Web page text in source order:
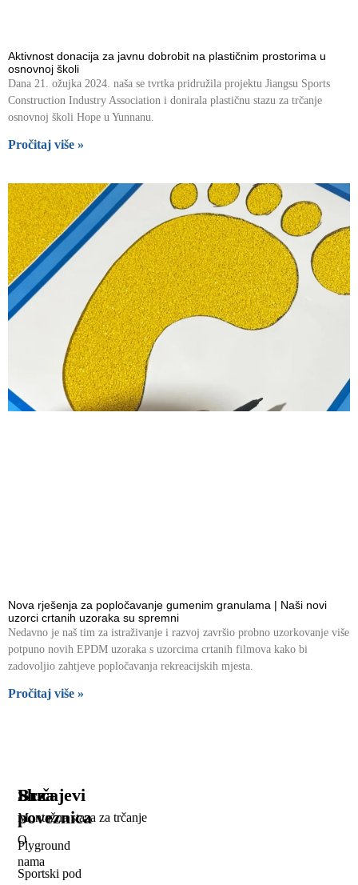
Aktivnost donacija za javnu dobrobit na plastičnim prostorima u
osnovnoj školi
Dana 21. ožujka 2024. naša se tvrtka pridružila projektu Jiangsu Sports
Construction Industry Association i donirala plastičnu stazu za trčanje
osnovnoj školi Hope u Yunnanu.
Pročitaj više »
Nova rješenja za popločavanje gumenim granulama | Naši novi
uzorci crtanih uzoraka su spremni
Nedavno je naš tim za istraživanje i razvoj završio probno uzorkovanje više
potpuno novih EPDM uzoraka s uzorcima crtanih filmova kako bi
zadovoljio zahtjeve popločavanja rekreacijskih mjesta.
Pročitaj više »
Brza
poveznica
O
nama
Slučajevi
Montažna staza za trčanje
Plyground
Sportski pod